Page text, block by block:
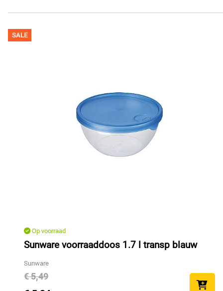
SALE
Op voorraad
Sunware voorraaddoos 1.7 l transp blauw
Sunware
€ 5,49